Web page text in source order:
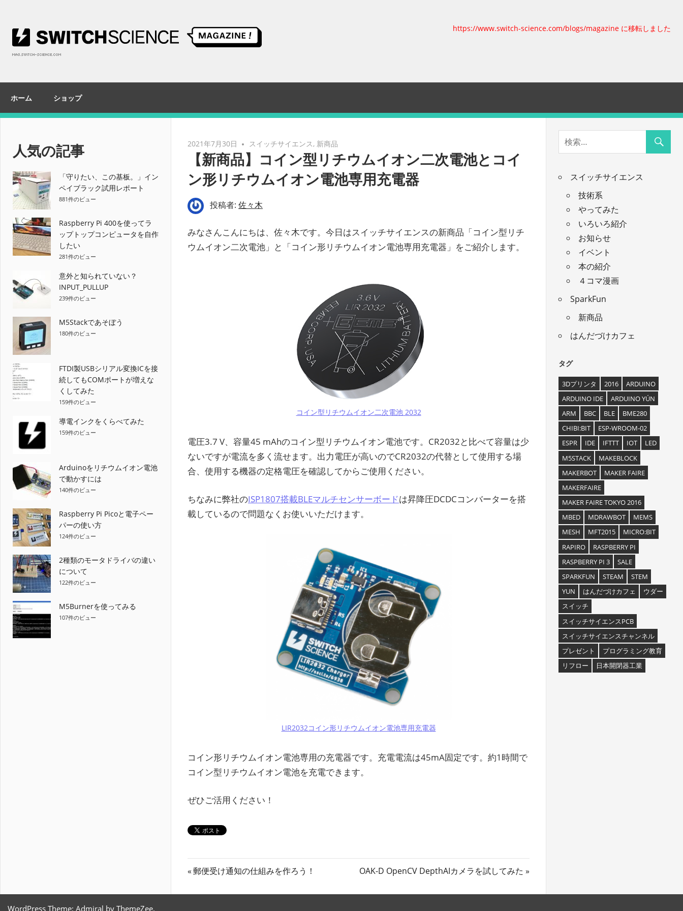
ッ
ッ
チ
サ
イ
ン
https://www.switch-science.com/blogs/magazine に移転しました
ホーム ショップ
2021年7月30日 スイッチサイエンス, 新商品
【新商品】コイン型リチウムイオン二次電池とコイ
ン形リチウムイオン電池専用充電器
投稿者: 佐々木
みなさんこんにちは、佐々木です。今日はスイッチサイエンスの新商品「コイン型リチ
ウムイオン二次電池」と「コイン形リチウムイオン電池専用充電器」をご紹介します。
コイン型リチウムイオン二次電池 2032
電圧3.7 V、容量45 mAhのコイン型リチウムイオン電池です。CR2032と比べて容量は少
ないですが電流を多く流せます。出力電圧が高いのでCR2032の代替として使用する場
合、使用する機器の定格電圧を確認してからご使用ください。
ちなみに弊社のISP1807搭載BLEマルチセンサーボードは昇降圧DCDCコンバーターを搭
載しているので問題なくお使いいただけます。
LIR2032コイン形リチウムイオン電池専用充電器
コイン形リチウムイオン電池専用の充電器です。充電電流は45mA固定です。約1時間で
コイン型リチウムイオン電池を充電できます。
ぜひご活用ください！
投
稿
前
郵便受け通知の仕組みを作ろう！
次
OAK-D OpenCV DepthAIカメラを試してみた
人気の記事
「守りたい、この基板。」イン
ペイブラック試用レポート
881件のビュー
Raspberry Pi 400を使ってラ
ップトップコンピュータを自作
したい
281件のビュー
意外と知られていない？
INPUT_PULLUP
239件のビュー
M5Stackであそぼう
180件のビュー
FTDI製USBシリアル変換ICを接
続してもCOMポートが増えな
くしてみた
159件のビュー
導電インクをくらべてみた
159件のビュー
Arduinoをリチウムイオン電池
で動かすには
140件のビュー
Raspberry Pi Picoと電子ペー
パーの使い方
124件のビュー
2種類のモータドライバの違い
について
122件のビュー
M5Burnerを使ってみる
107件のビュー
スイッチサイエンス
技術系
やってみた
いろいろ紹介
お知らせ
イベント
本の紹介
４コマ漫画
SparkFun
新商品
はんだづけカフェ
タグ
3Dプリンタ 2016
ARDUINO
ARDUINO IDE
ARDUINO YÚN
ARM
BBC BLE
BME280
CHIBI:BIT
ESP-WROOM-02
ESPR
IDE IFTTT IOT
LED
M5STACK
MAKEBLOCK
MAKERBOT
MAKER FAIRE
MAKERFAIRE
MAKER FAIRE TOKYO 2016
MBED
MDRAWBOT
MEMS
MESH
MFT2015
MICRO:BIT
RAPIRO
RASPBERRY PI
RASPBERRY PI 3
SALE
SPARKFUN
STEAM
STEM
YUN
はんだづけカフェ
ウダー
スイッチ
スイッチサイエンスPCB
スイッチサイエンスチャンネル
プレゼント
プログラミング教育
リフロー
日本開閉器工業
WordPress Theme: Admiral by ThemeZee.